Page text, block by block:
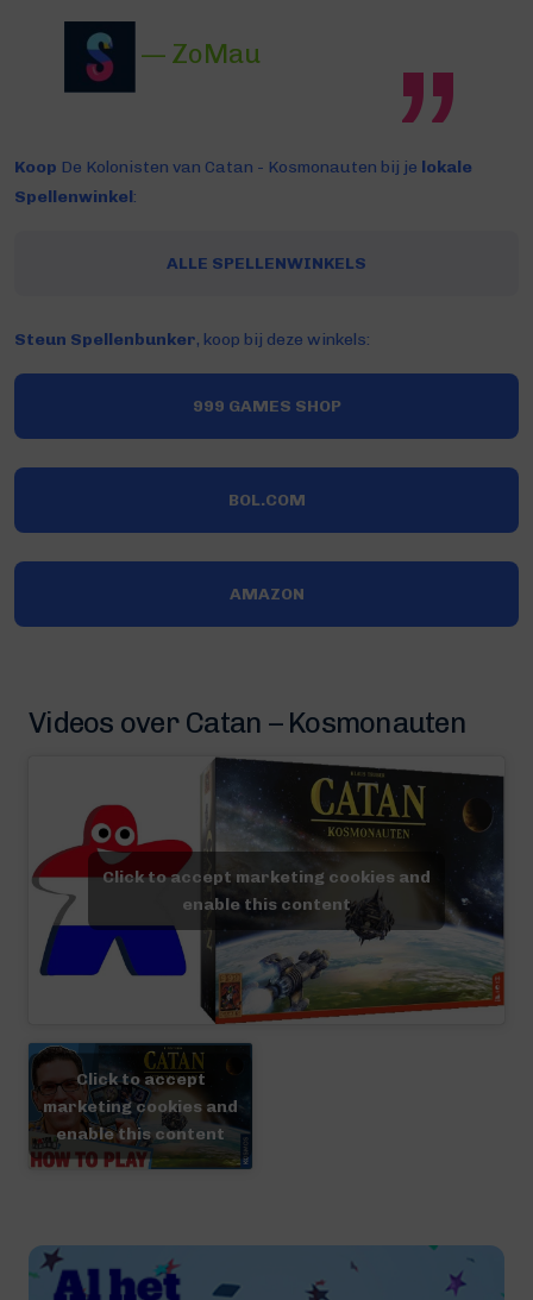
— ZoMau
Koop De Kolonisten van Catan - Kosmonauten bij je lokale
Spellenwinkel:
ALLE SPELLENWINKELS
Steun Spellenbunker, koop bij deze winkels:
999 GAMES SHOP
BOL.COM
AMAZON
Videos over Catan – Kosmonauten
Click to accept marketing cookies and
enable this content
Click to accept
marketing cookies and
enable this content